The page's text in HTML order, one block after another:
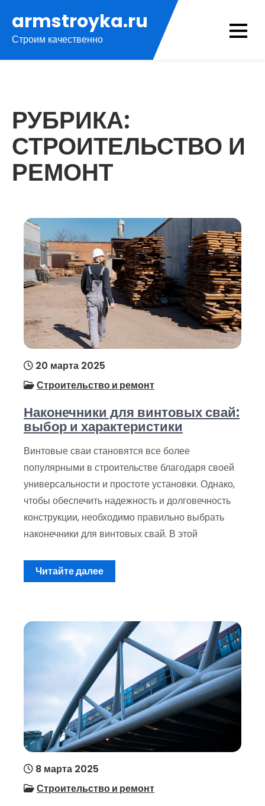
содержимому
armstroyka.ru
Строим качественно
РУБРИКА:
СТРОИТЕЛЬСТВО И
РЕМОНТ
20 марта 2025
Строительство и ремонт
Наконечники для винтовых свай:
выбор и характеристики
Винтовые сваи становятся все более
популярными в строительстве благодаря своей
универсальности и простоте установки. Однако,
чтобы обеспечить надежность и долговечность
конструкции, необходимо правильно выбрать
наконечники для винтовых свай. В этой
Читайте далее
8 марта 2025
Строительство и ремонт